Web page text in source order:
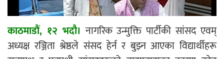
काठमाडौं, १२ भदौ। नागरिक उन्मुक्ति पार्टीकी सांसद एवम्
अध्यक्ष रञ्जिता श्रेष्ठले संसद हेर्न र बुझ्न आएका विद्यार्थीहरू